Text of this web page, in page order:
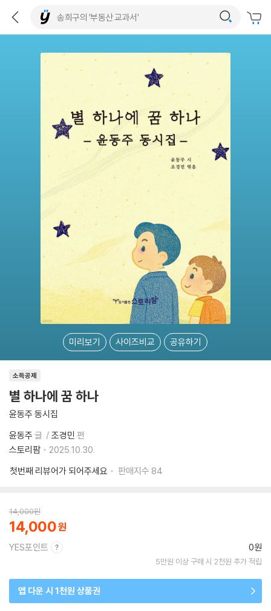
미리보기 사이즈비교 공유하기
소득공제
별 하나에 꿈 하나
윤동주 동시집
윤동주 글 조경민 편
스토리팜
2025.10.30.
첫번째 리뷰어가 되어주세요
판매지수 84
14,000원
14,000
YES포인트 0원
5만원 이상 구매 시 2천원 추가 적립
앱 다운 시 1천원 상품권